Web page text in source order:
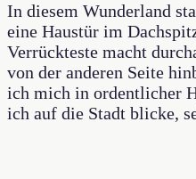
In diesem Wunderland
eine Haustür im
Verrückteste macht
von der anderen Seite
ich mich in ordentlicher
ich auf die Stadt blicke,